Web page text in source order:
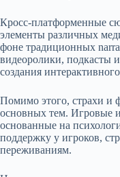
Кросс-платформенные
элементы различных
фоне традиционных
видеоролики, подкасты
создания
Помимо этого, страхи и
основных тем. Игровые
основанные на
поддержку у игроков,
переживаниям.